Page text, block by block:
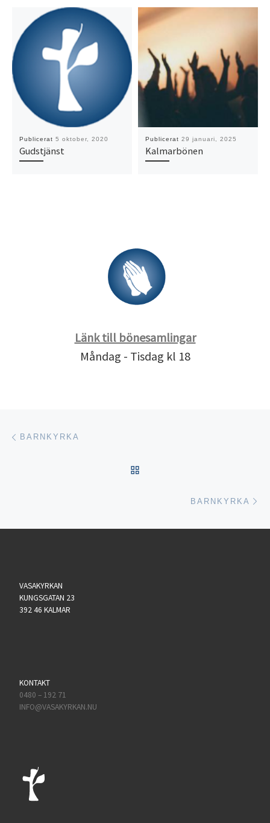
Publicerat 5 oktober, 2020
Gudstjänst
Publicerat 29 januari, 2025
Kalmarbönen
Länk till bönesamlingar
Måndag - Tisdag kl 18
Inläggsnavigering
BARNKYRKA
BARNKYRKA
VASAKYRKAN
KUNGSGATAN 23
392 46 KALMAR
KONTAKT
0480 – 192 71
INFO@VASAKYRKAN.NU